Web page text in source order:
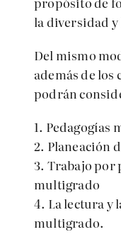
la diversidad
Del mismo
además de
podrán
1. Pedagogías
2. Planeación
3. Trabajo por
multigrado
4. La lectura y
multigrado.